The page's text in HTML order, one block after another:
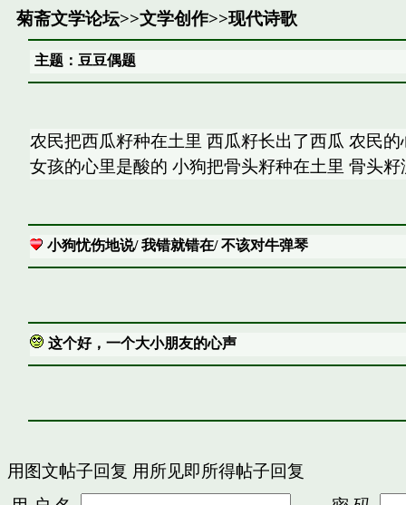
菊斋文学论坛>>文学创作>>现代诗歌
主题：豆豆偶题
农民把西瓜籽种在土里 西瓜籽长出了西瓜 农民
女孩的心里是酸的 小狗把骨头籽种在土里 骨头
小狗忧伤地说/ 我错就错在/ 不该对牛弹琴
这个好，一个大小朋友的心声
用图文帖子回复 用所见即所得帖子回复